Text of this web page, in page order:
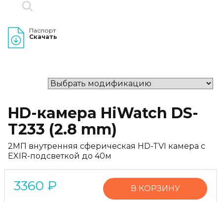
Паспорт
Скачать
HD-камера HiWatch DS-
T233 (2.8 mm)
2МП внутренняя сферическая HD-TVI камера с
EXIR-подсветкой до 40м
3360 ₽ В КОРЗИНУ